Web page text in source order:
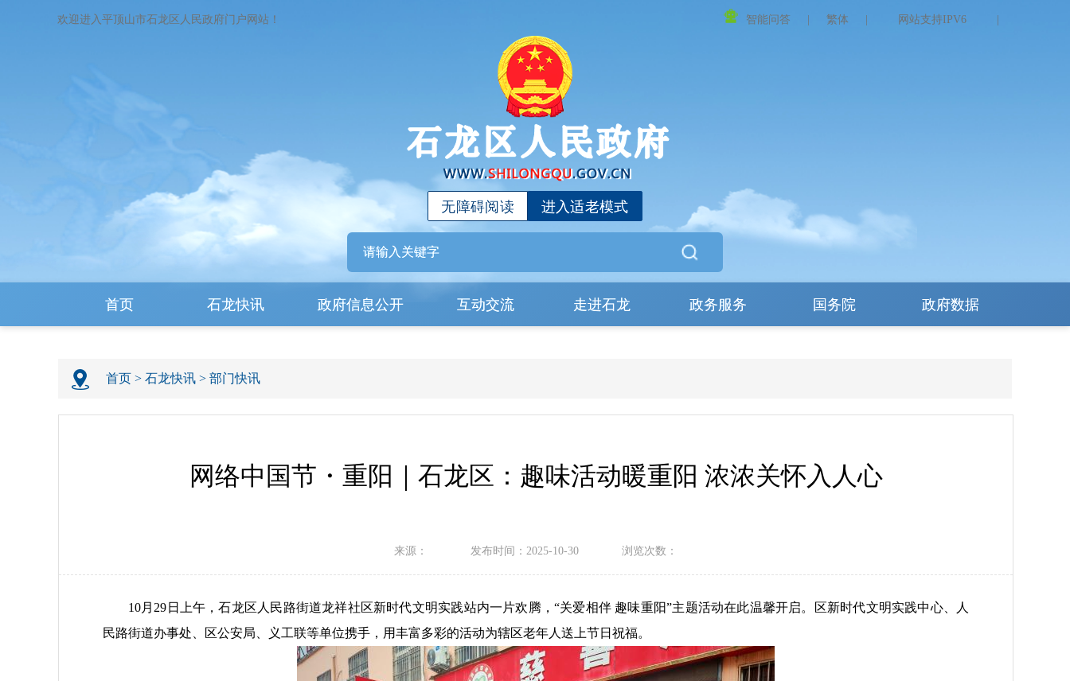
欢迎进入平顶山市石龙区人民政府门户网站！ 智能问答 繁体 网站支持IPV6
进入适老模式
无障碍阅读
首页 石龙快讯 政府信息公开 互动交流 走进石龙 政务服务 国务院 政府数据
首页 > 石龙快讯 > 部门快讯
网络中国节・重阳｜石龙区：趣味活动暖重阳 浓浓关怀入人心
来源： 发布时间：2025-10-30 浏览次数：
10月29日上午，石龙区人民路街道龙祥社区新时代文明实践站内一片欢腾，“关爱相伴 趣味重阳”主题活动在此温馨开启。区新时代文明实践中心、人
民路街道办事处、区公安局、义工联等单位携手，用丰富多彩的活动为辖区老年人送上节日祝福。